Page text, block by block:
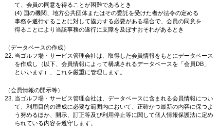
て、会員の同意を得ることが困難であるとき
(4) 国の機関、地方公共団体またはその委託を受けた者が法令の定める
事務を遂行することに対して協力する必要がある場合で、会員の同意を
得ることにより当該事務の遂行に支障を及ぼすおそれがあるとき
（データベースの作成）
当ゴルフ場・サービス管理会社は、取得した会員情報をもとにデータベース
を作成し（以下、会員情報によって構成されるデータベースを「会員DB」
といいます）、これを厳重に管理します。
（会員情報の開示等）
当ゴルフ場・サービス管理会社は、データベースに含まれる会員情報につい
て、利用目的の達成に必要な範囲内において、正確かつ最新の内容に保つよ
う努めるほか、開示、訂正等及び利用停止等に関して個人情報保護法に定め
られている内容を遵守します。